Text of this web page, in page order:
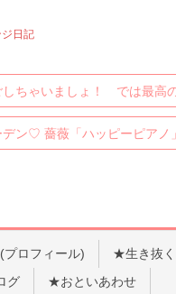
日記
しちゃいましょ！ では最高
ン♡ 薔薇「ハッピーピアノ」
ロフィール) ★生き抜
グ
★おといあわせ